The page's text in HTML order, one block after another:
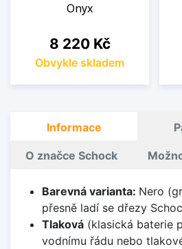
Onyx
Cena
8 220 Kč
Obvykle skladem
Informace
O značce Schock
Barevná varianta: Nero
přesně ladí se dřezy
Tlaková(klasická baterie
vodnímu řádu nebo